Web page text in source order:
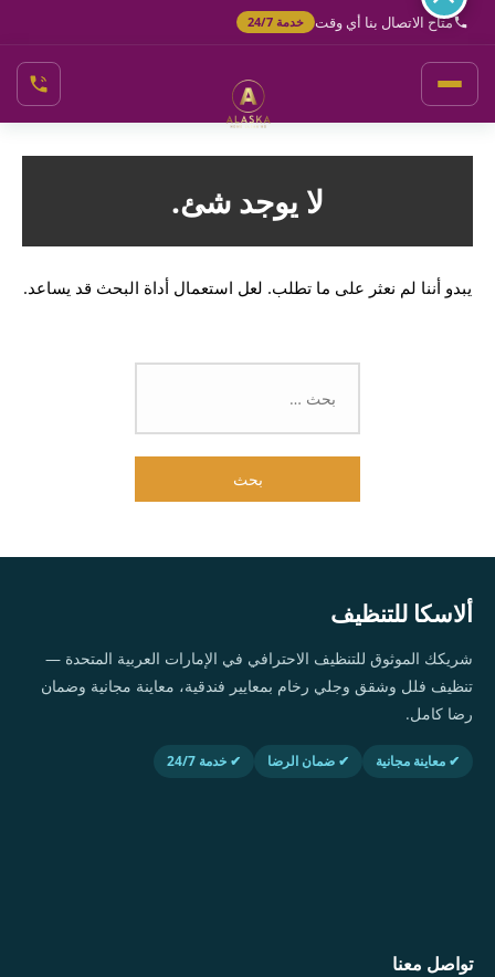
تخطي
المحتوى
متاح الاتصال بنا أي وقت خدمة 24/7
لا يوجد شئ.
يبدو أننا لم نعثر على ما تطلب. لعل استعمال أداة البحث قد يساعد.
ألاسكا للتنظيف
شريكك الموثوق للتنظيف الاحترافي في الإمارات العربية المتحدة —
تنظيف فلل وشقق وجلي رخام بمعايير فندقية، معاينة مجانية وضمان
رضا كامل.
✔ معاينة مجانية ✔ ضمان الرضا ✔ خدمة 24/7
تواصل معنا